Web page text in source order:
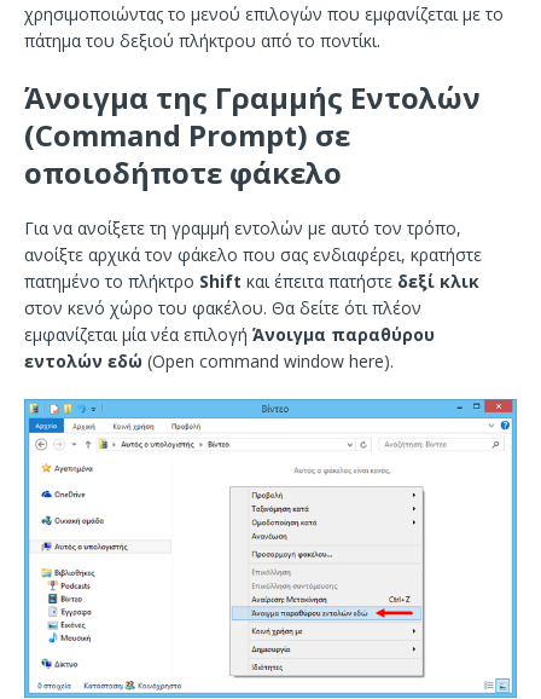
χρησιμοποιώντας το μενού επιλογών που εμφανίζεται με το
πάτημα του δεξιού πλήκτρου από το ποντίκι.
Άνοιγμα της Γραμμής Εντολών
(Command Prompt) σε
οποιοδήποτε φάκελο
Για να ανοίξετε τη γραμμή εντολών με αυτό τον τρόπο,
ανοίξτε αρχικά τον φάκελο που σας ενδιαφέρει, κρατήστε
πατημένο το πλήκτρο Shift και έπειτα πατήστε δεξί κλικ
στον κενό χώρο του φακέλου. Θα δείτε ότι πλέον
εμφανίζεται μία νέα επιλογή Άνοιγμα παραθύρου
εντολών εδώ (Open command window here).